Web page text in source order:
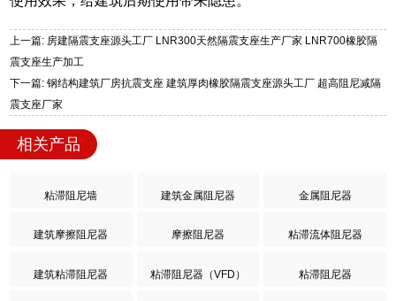
上一篇: 房建隔震支座源头工厂 LNR300天然隔震支座生产厂家 LNR700橡胶隔
震支座生产加工
下一篇: 钢结构建筑厂房抗震支座 建筑厚肉橡胶隔震支座源头工厂 超高阻尼减隔
震支座厂家
相关产品
粘滞阻尼墙 建筑金属阻尼器 金属阻尼器
建筑摩擦阻尼器 摩擦阻尼器 粘滞流体阻尼器
建筑粘滞阻尼器 粘滞阻尼器（VFD） 粘滞阻尼器